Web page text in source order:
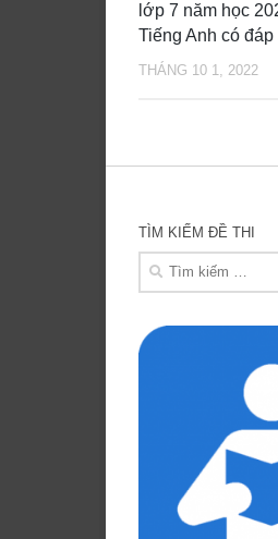
lớp 7 năm học
Tiếng Anh có đáp
THÁNG 10 1, 2022
TÌM KIẾM ĐỀ THI
Tìm